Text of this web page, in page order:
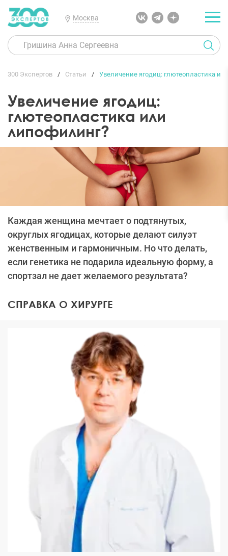
Москва
300 Экспертов Статьи Увеличение ягодиц: глютеопластика
Увеличение ягодиц:
глютеопластика или
липофилинг?
Каждая женщина мечтает о подтянутых,
округлых ягодицах, которые делают силуэт
женственным и гармоничным. Но что делать,
если генетика не подарила идеальную форму, а
спортзал не дает желаемого результата?
СПРАВКА О ХИРУРГЕ